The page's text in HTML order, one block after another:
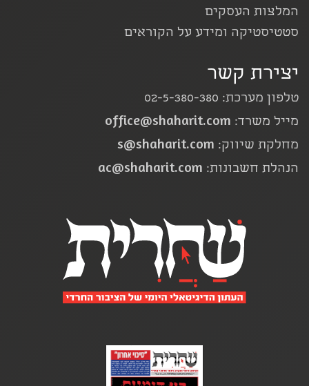
המלצות העסקים
סטטיסטיקה ומידע על הקוראים
יצירת קשר
טלפון מערכת: 02-5-380-380
מייל משרד: office@shaharit.com
מחלקת שיווק: s@shaharit.com
הנהלת חשבונות: ac@shaharit.com